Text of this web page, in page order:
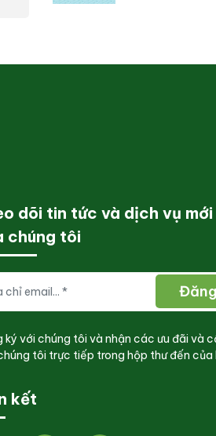
dõi tin tức và dịch vụ
chúng tôi
ký với chúng tôi và nhận các ưu đãi và
tôi trực tiếp trong hộp thư đến của
kết